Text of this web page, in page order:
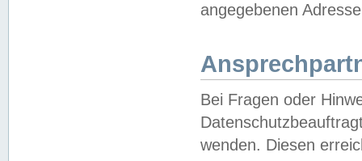
angegebenen
Bei Fragen oder
wenden. Diesen